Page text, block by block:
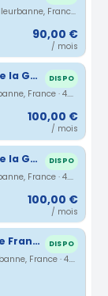
5 Rue Jean-Louis Maubant, 69100 Villeurbanne, France · 4.31 km
90,00 €
/ mois
Location garage/box près de la Gare Part-Dieu DISPO
Rue Du Docteur Dolard, 69100 Villeurbanne, France · 4.37 km
100,00 €
/ mois
Location garage/box près de la Gare Part-Dieu DISPO
Rue Du Docteur Dolard, 69100 Villeurbanne, France · 4.37 km
100,00 €
/ mois
Place de Parking rue Anatole France Villeurbanne DISPO
38 Rue Anatole France, 69100 Villeurbanne, France · 4.77 km